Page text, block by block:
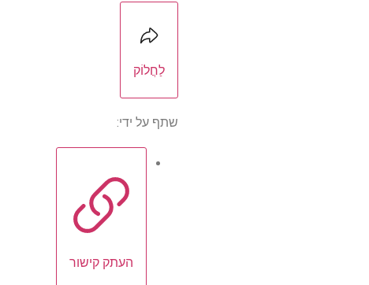
לַחֲלוֹק
שתף על ידי:
העתק קישור